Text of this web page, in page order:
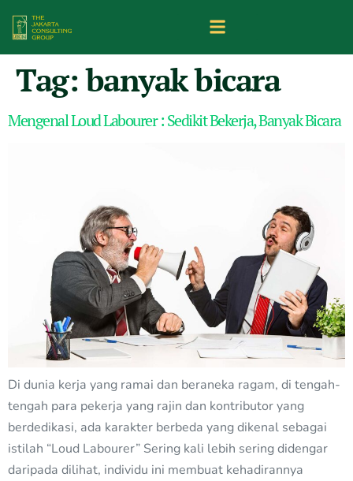
Tag:banyak bicara
Mengenal Loud Labourer : Sedikit Bekerja, Banyak Bicara
Di dunia kerja yang ramai dan beraneka ragam, di tengah-
tengah para pekerja yang rajin dan kontributor yang
berdedikasi, ada karakter berbeda yang dikenal sebagai
istilah “Loud Labourer” Sering kali lebih sering didengar
daripada dilihat, individu ini membuat kehadirannya